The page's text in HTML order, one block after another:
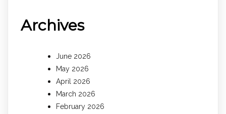
Archives
June 2026
May 2026
April 2026
March 2026
February 2026